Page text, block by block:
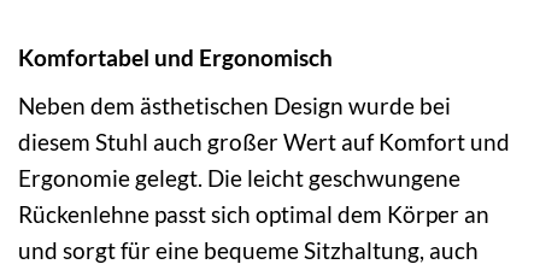
Komfortabel und Ergonomisch
Neben dem ästhetischen Design wurde bei
diesem Stuhl auch großer Wert auf Komfort und
Ergonomie gelegt. Die leicht geschwungene
Rückenlehne passt sich optimal dem Körper an
und sorgt für eine bequeme Sitzhaltung, auch